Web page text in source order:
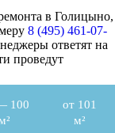
в Голицыно,
8 (495) 461-07-
ответят на
проведут
100
от 101
м²